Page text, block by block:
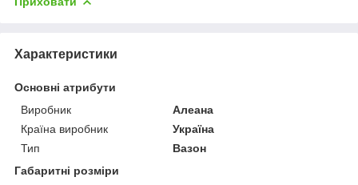
Характеристики
Основні атрибути
Виробник
Алеана
Країна виробник
Україна
Тип
Вазон
Габаритні розміри